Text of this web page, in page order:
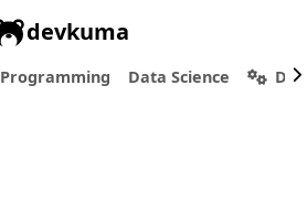
devkuma
Programming Data Science